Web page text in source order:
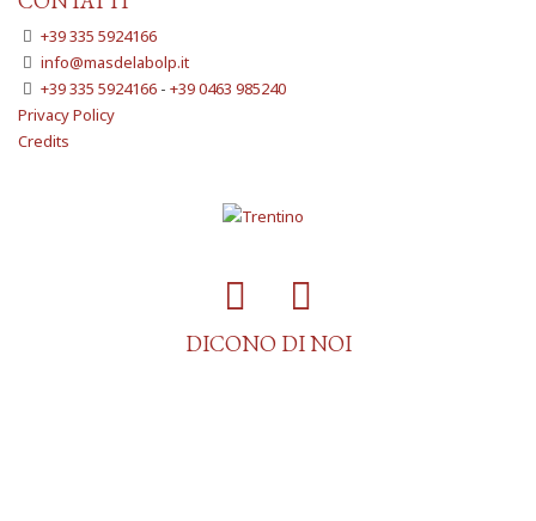
+39 335 5924166
info@masdelabolp.it
+39 335 5924166 -+39 0463 985240
Privacy Policy
Credits
DICONO DI NOI